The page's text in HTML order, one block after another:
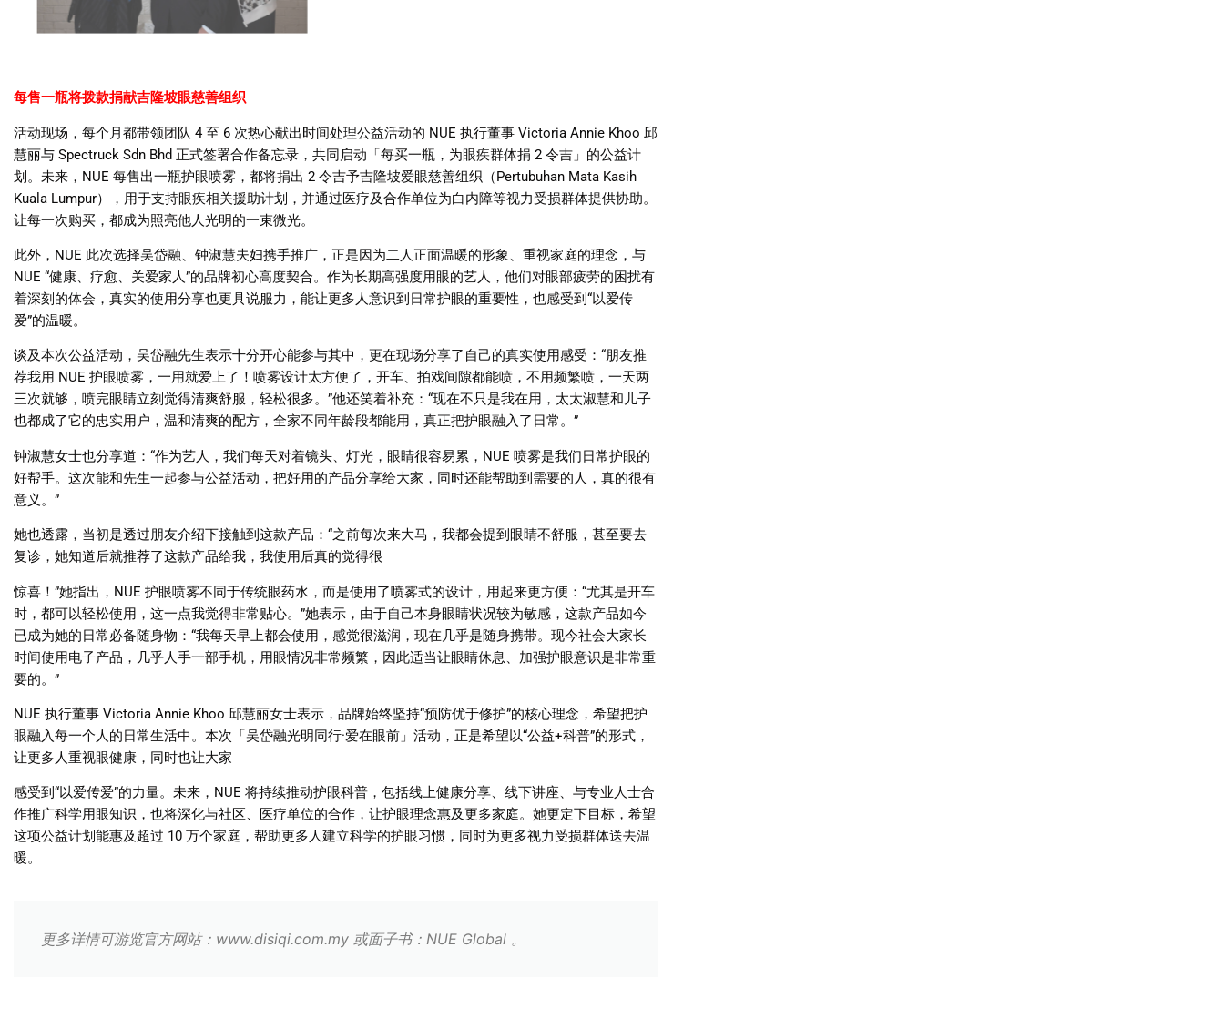
每售一瓶将拨款捐献吉隆坡眼慈善组织
活动现场，每个月都带领团队 4 至 6 次热心献出时间处理公益活动的 NUE 执行董事 Victoria Annie Khoo 邱
慧丽与 Spectruck Sdn Bhd 正式签署合作备忘录，共同启动「每买一瓶，为眼疾群体捐 2 令吉」的公益计
划。未来， NUE 每售出一瓶护眼喷雾，都将捐出 2 令吉予吉隆坡爱眼慈善组织（Pertubuhan Mata Kasih
Kuala Lumpur），用于支持眼疾相关援助计划，并通过医疗及合作单位为白内障等视力受损群体提供协助。
让每一次购买，都成为照亮他人光明的一束微光。
此外， NUE 此次选择吴岱融、钟淑慧夫妇携手推广，正是因为二人正面温暖的形象、重视家庭的理念，与
NUE “健康、疗愈、关爱家人”的品牌初心高度契合。作为长期高强度用眼的艺人，他们对眼部疲劳的困扰有
着深刻的体会，真实的使用分享也更具说服力，能让更多人意识到日常护眼的重要性，也感受到 “以爱传
爱”的温暖。
谈及本次公益活动，吴岱融先生表示十分开心能参与其中，更在现场分享了自己的真实使用感受： “朋友推
荐我用 NUE 护眼喷雾，一用就爱上了！喷雾设计太方便了，开车、拍戏间隙都能喷，不用频繁喷，一天两
三次就够，喷完眼睛立刻觉得清爽舒服，轻松很多。 ”他还笑着补充： “现在不只是我在用，太太淑慧和儿子
也都成了它的忠实用户，温和清爽的配方，全家不同年龄段都能用，真正把护眼融入了日常。 ”
钟淑慧女士也分享道： “作为艺人，我们每天对着镜头、灯光，眼睛很容易累， NUE 喷雾是我们日常护眼的
好帮手。这次能和先生一起参与公益活动，把好用的产品分享给大家，同时还能帮助到需要的人，真的很有
意义。 ”
她也透露，当初是透过朋友介绍下接触到这款产品： “之前每次来大马，我都会提到眼睛不舒服，甚至要去
复诊，她知道后就推荐了这款产品给我，我使用后真的觉得很
惊喜！ ”她指出， NUE 护眼喷雾不同于传统眼药水，而是使用了喷雾式的设计，用起来更方便： “尤其是开车
时，都可以轻松使用，这一点我觉得非常贴心。 ”她表示，由于自己本身眼睛状况较为敏感，这款产品如今
已成为她的日常必备随身物： “我每天早上都会使用，感觉很滋润，现在几乎是随身携带。现今社会大家长
时间使用电子产品，几乎人手一部手机，用眼情况非常频繁，因此适当让眼睛休息、加强护眼意识是非常重
要的。 ”
NUE 执行董事 Victoria Annie Khoo 邱慧丽女士表示，品牌始终坚持“预防优于修护”的核心理念，希望把护
眼融入每一个人的日常生活中。本次「吴岱融光明同行·爱在眼前」活动，正是希望以“公益+科普”的形式，
让更多人重视眼健康，同时也让大家
感受到 “以爱传爱”的力量。未来， NUE 将持续推动护眼科普，包括线上健康分享、线下讲座、与专业人士合
作推广科学用眼知识，也将深化与社区、医疗单位的合作，让护眼理念惠及更多家庭。她更定下目标，希望
这项公益计划能惠及超过 10 万个家庭，帮助更多人建立科学的护眼习惯，同时为更多视力受损群体送去温
暖。
更多详情可游览官方网站：www.disiqi.com.my 或面子书：NUE Global 。